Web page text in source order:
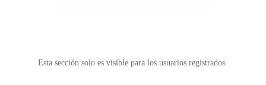
Esta sección solo es visible para los usuarios registrados.